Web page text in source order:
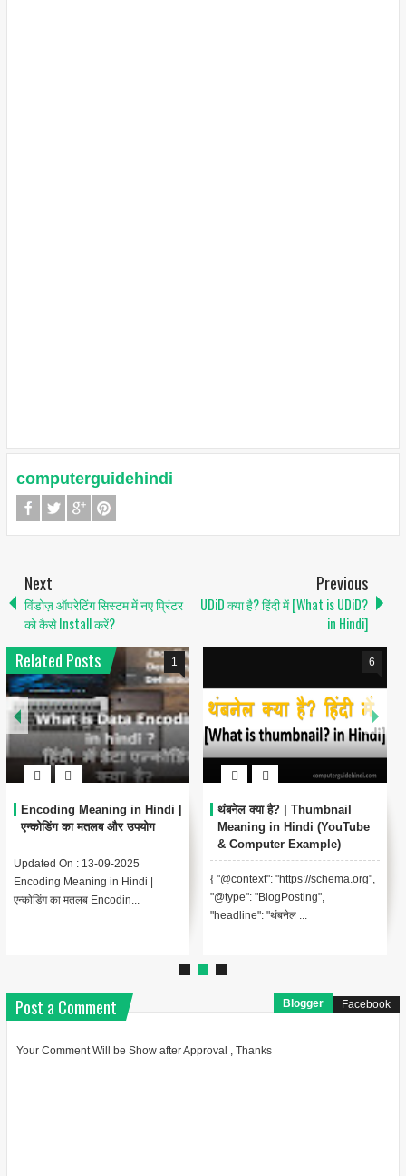
computerguidehindi
Next
विंडोज़ ऑपरेटिंग सिस्टम में नए प्रिंटर
को कैसे Install करें?
Previous
UDiD क्या है? हिंदी में [What is UDiD?
in Hindi]
Related Posts
in Hindi |
उपयोग
2025
Hindi |
थंबनेल क्या है? | Thumbnail
Meaning in Hindi (YouTube
& Computer Example)
{ "@context": "https://schema.org",
"@type": "BlogPosting",
Data Analyst क्या
Analysis
[Complete Guide]
{ "@context": "https://
"@type": "FAQPage",
[ { "@ty...
Post a Comment Blogger Facebook
Your Comment Will be Show after Approval , Thanks